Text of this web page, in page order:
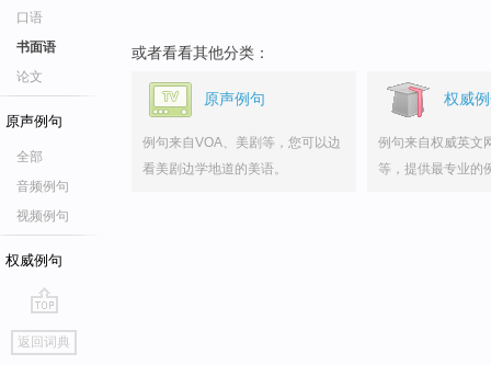
口语
书面语
论文
原声例句
全部
音频例句
视频例句
权威例句
go
top
返回词典
或者看看其他分类：
原声例句
例句来自VOA、美剧等，您可以边
看美剧边学地道的美语。
权威
例句来自权威英文
等，提供最专业的